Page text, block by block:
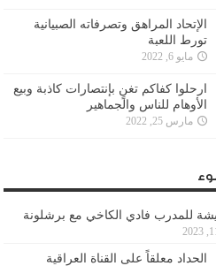
الإتحاد المراهق وتصرفاته الصبيانية
تورط اللعبة
مايو 6, 2022
ارحلوا كفاكم تغنٍ بإنتصارات كاذبة وبيع
الأوهام للناس والجماهير
مارس 25, 2022
للمدرب فادي الكاخي مع برشلونة
الحداد معلقاً على القناة العراقية